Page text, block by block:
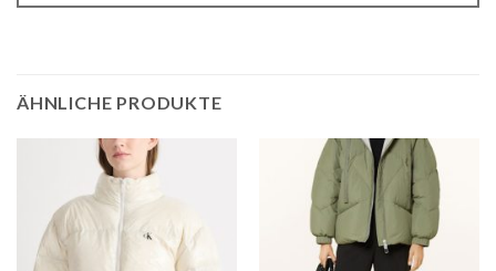
ÄHNLICHE PRODUKTE